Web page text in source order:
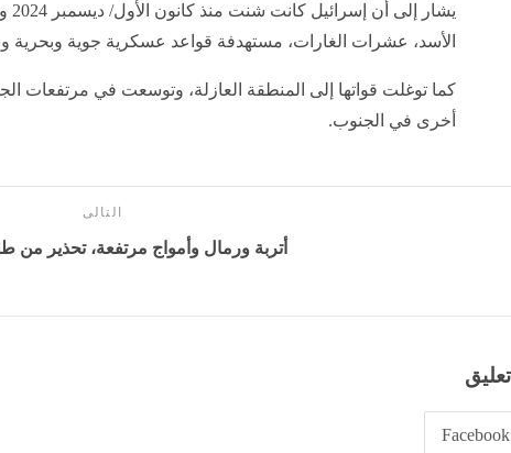
الأسد، عشرات الغارات، مستهدفة قواعد عسكرية جوية وبحرية
كما توغلت قواتها إلى المنطقة العازلة، وتوسعت في مرتفعات
أخرى في الجنوب.
التالى
أتربة ورمال وأمواج مرتفعة، تحذير
Facebook